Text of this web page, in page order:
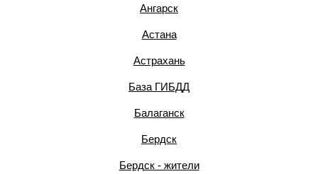
Ангарск
Астана
Астрахань
База ГИБДД
Балаганск
Бердск
Бердск - жители